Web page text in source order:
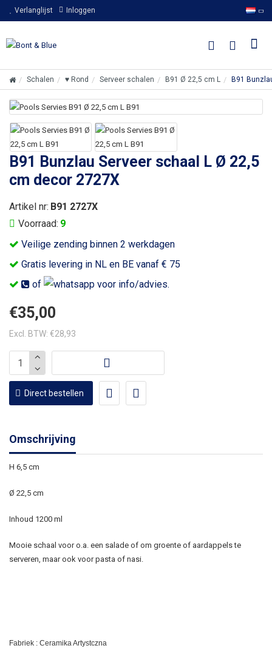
Verlanglijst Inloggen
Schalen ♥ Rond Serveer schalen B91 Ø 22,5 cm L B91
B91 Bunzlau Serveer schaal L Ø 22,5
cm decor 2727X
Veilige zending binnen 2 werkdagen
Gratis levering in NL en BE vanaf € 75
of
voor info/advies.
Voorraad: 9
Artikel nr: B91 2727X
€35,00
Excl. BTW: €28,93
Direct bestellen
Omschrijving
H 6,5 cm
Ø 22,5 cm
Inhoud 1200 ml
Mooie schaal voor o.a. een salade of om groente of aardappels te
serveren, maar ook voor pasta of nasi.
Fabriek : Ceramika Artystczna